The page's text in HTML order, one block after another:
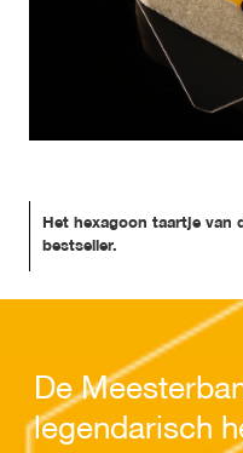
Het hexagoon taartje van
bestseller.
De
legendarisch